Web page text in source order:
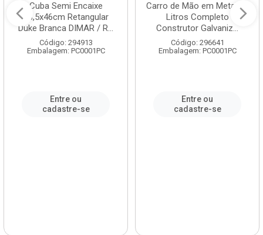
Cuba Semi Encaixe
58,5x46cm Retangular
Duke Branca DIMAR / R...
Código: 294913
Embalagem: PC0001PC
Entre ou
cadastre-se
Carro de Mão em Metal 60
Litros Completo
Construtor Galvaniz...
Código: 296641
Embalagem: PC0001PC
Entre ou
cadastre-se